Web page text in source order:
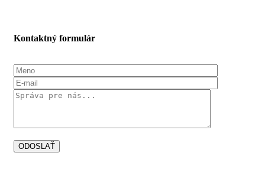
Kontaktný formulár